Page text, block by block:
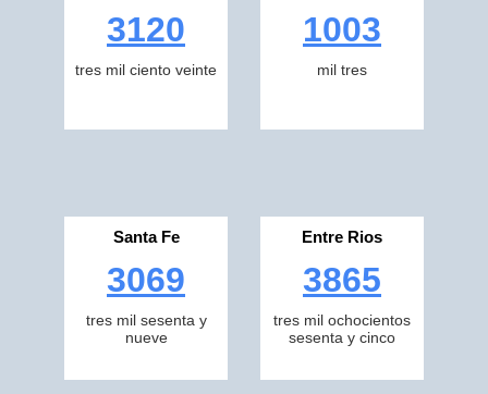
3120
tres mil ciento veinte
1003
mil tres
Santa Fe
3069
tres mil sesenta y
nueve
Entre Rios
3865
tres mil ochocientos
sesenta y cinco